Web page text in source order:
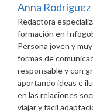
Anna
Redactora
formación en
Persona joven y
formas de
responsable y con
aportando ideas e
en las relaciones
viajar y fácil